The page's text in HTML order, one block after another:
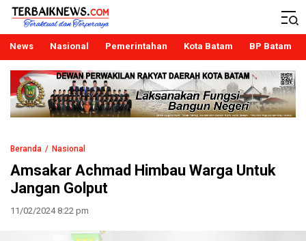
Terbaiknews
Teraktual dan Terpercaya
News Nasional Pemerintahan Kota Batam BP Batam
Beranda Nasional
Amsakar Achmad Himbau Warga Untuk
Jangan Golput
11/02/2024 8:22 pm